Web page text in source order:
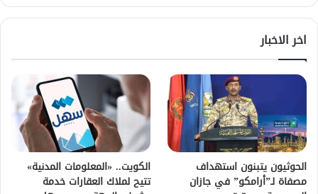
اخر الاخبار
الحوثيون يتبنون استهداف
مصفاة لـ”أرامكو” في جازان
الكويت.. «المعلومات المدنية»
تتيح لملاك العقارات خدمة